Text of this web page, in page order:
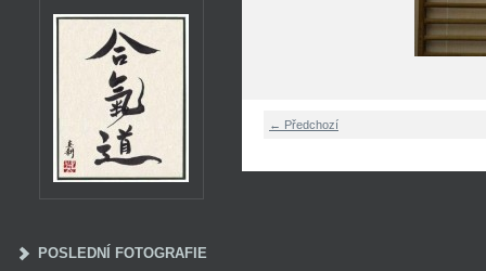
← Předchozí
POSLEDNÍ FOTOGRAFIE